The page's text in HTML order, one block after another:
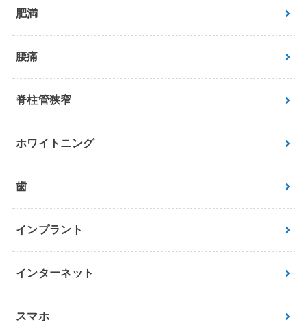
肥満
腰痛
脊柱管狭窄
ホワイトニング
歯
インプラント
インターネット
スマホ